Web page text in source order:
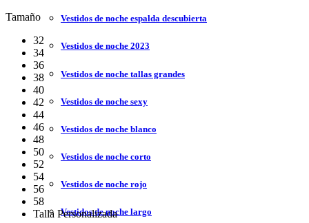
Vestidos de noche espalda descubierta
Vestidos de noche 2023
Vestidos de noche tallas grandes
Vestidos de noche sexy
Vestidos de noche blanco
Vestidos de noche corto
Vestidos de noche rojo
Vestidos de noche largo
Tamaño
32
34
36
38
40
42
44
46
48
50
52
54
56
58
Talla Personalizada